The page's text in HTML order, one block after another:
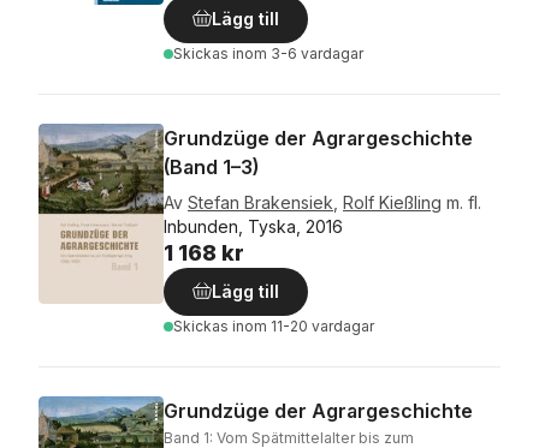
Lägg till
Skickas inom 3-6 vardagar
Grundzüge der Agrargeschichte
(Band 1–3)
Av Stefan Brakensiek Rolf Kießling m. fl.
Inbunden, Tyska, 2016
1 168 kr
Lägg till
Skickas inom 11-20 vardagar
Grundzüge der Agrargeschichte
Band 1: Vom Spätmittelalter bis zum